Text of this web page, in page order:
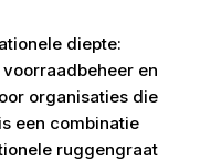
diepte:
en
organisaties die
een combinatie
ruggengraat